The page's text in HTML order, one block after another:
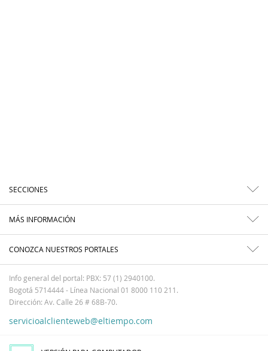
SECCIONES
MÁS INFORMACIÓN
CONOZCA NUESTROS PORTALES
Info general del portal: PBX: 57 (1) 2940100.
Bogotá 5714444 - Línea Nacional 01 8000 110 211.
Dirección: Av. Calle 26 # 68B-70.
servicioalclienteweb@eltiempo.com